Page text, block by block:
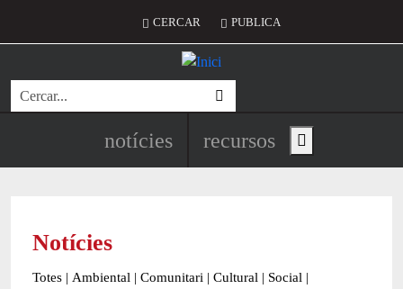
Menú del compte d'usuari
CERCAR PUBLICA
Cerca
Navegació principal de
notícies recursos Show main menu
Notícies
Totes | Ambiental | Comunitari | Cultural | Social |